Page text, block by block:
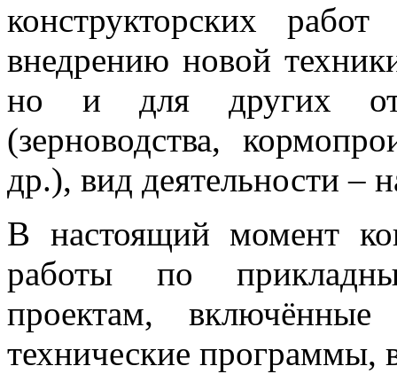
конструкторских
внедрению новой
но и для других
(зерноводства,
др.), вид деятельности –
В настоящий момент
работы по
проектам,
технические программы,